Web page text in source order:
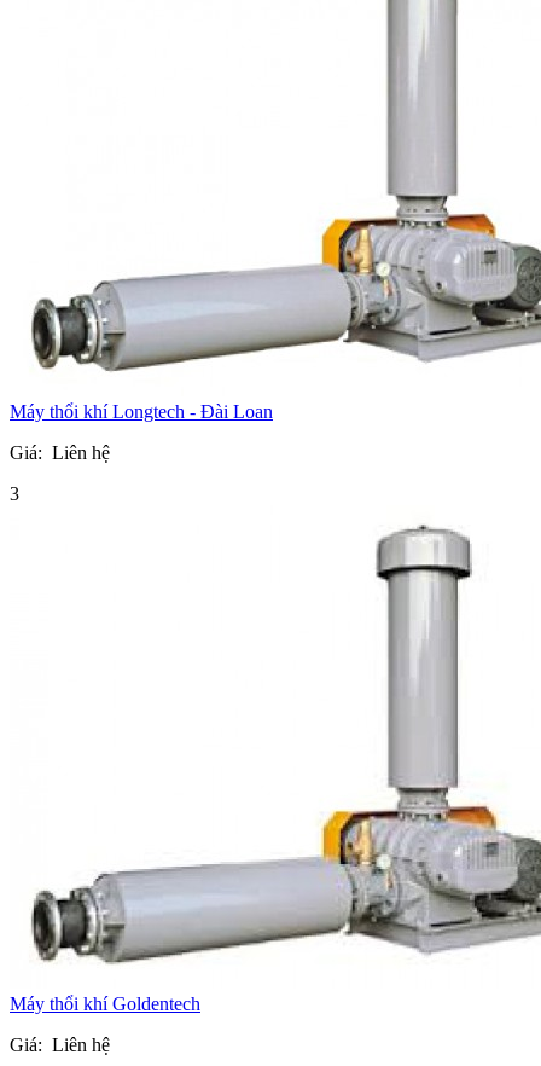
Máy thổi khí Longtech - Đài Loan
Giá: Liên hệ
3
Máy thổi khí Goldentech
Giá: Liên hệ